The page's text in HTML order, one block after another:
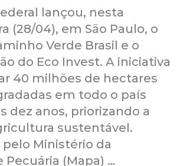
lançou, nesta
(28/04), em São Paulo, o
Verde Brasil e o
do Eco Invest. A iniciativa
40 milhões de hectares
em todo o país
dez anos, priorizando a
sustentável.
Ministério da
(Mapa) …